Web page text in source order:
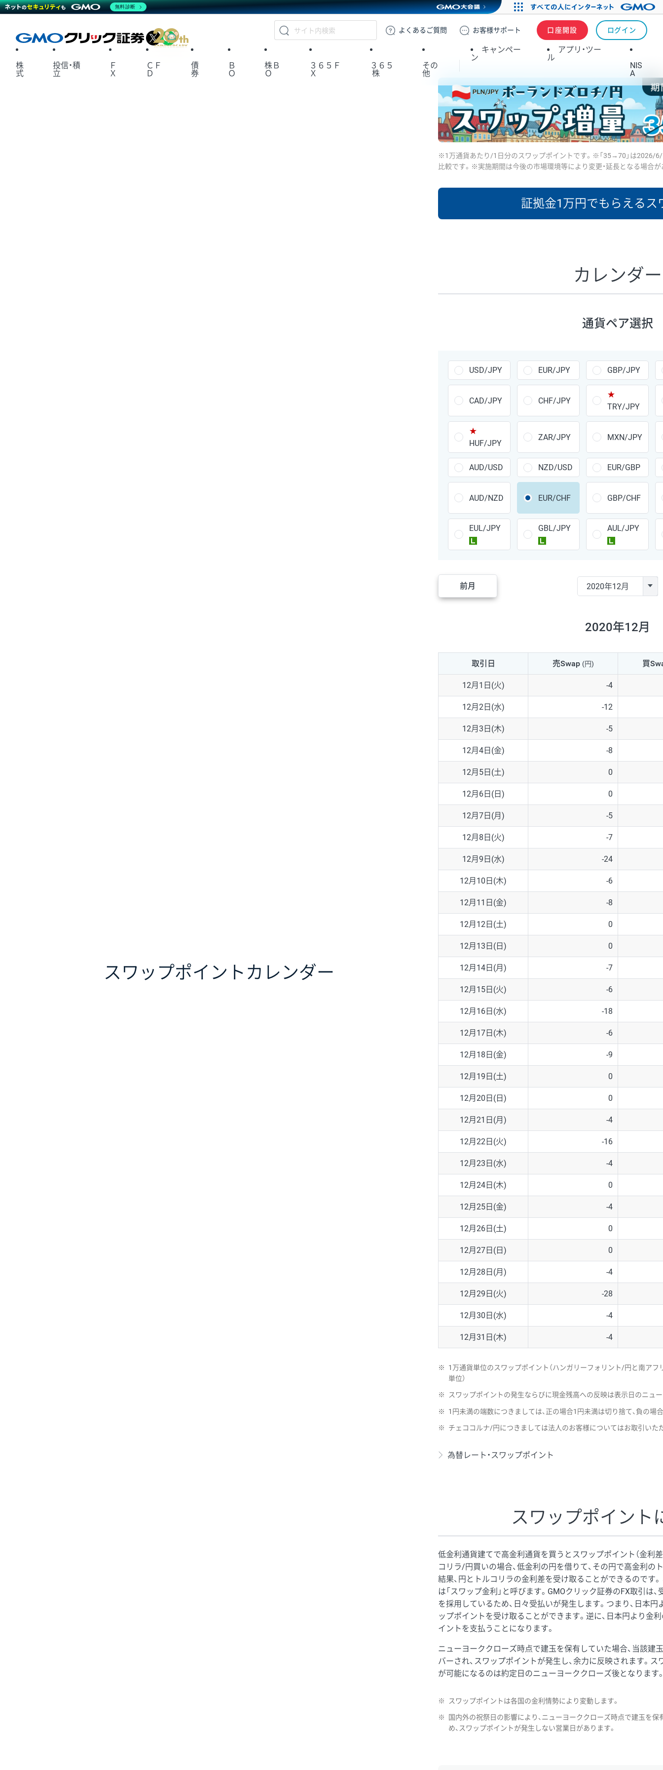
GMOクリック証券
よくある ご質問 お客様サポート 口座開設 ログイン
X
株
式
投信・積
立
Ｆ
Ｘ
ＣＦ
Ｄ
債
券
Ｂ
Ｏ
株Ｂ
Ｏ
３６５Ｆ
Ｘ
３６５
株
その
他
キャンペー
ン
アプリ・ツー
ル
NIS
A
スワップポイント カレンダー
※1万通貨あたり/1日分のスワップポイントです。※「35→70」は2026/6/
比較です。※実施期間は今後の市場環境等により変更・延長となる場合が
証拠金1万円でもらえるス
あたりの
ポイント
GBP/JPY 170円
AUD/JPY 106円
NZD/JPY 28円
CAD/JPY 38円
CHF/JPY 34円
PLN/JPY 35円
HUF/JPY 16円
ZAR/JPY 130円
MXN/JPY 140円
AUD/USD
NZD/USD 41円
EUR/GBP 71円
EUR/AUD 103円
GBP/AUD 43円
AUD/NZD 66円
EUR/CHF 111円
GBP/CHF 220円
USD/CHF 160円
※2026/6/30の当社のスワップポイントおよび、同日の為替レートに
※取引証拠金は同日の当社為替レート（ニューヨーククローズ・MIDレ
※ハンガリーフォリント/円と南アフリカランド/円とメキシコペソ/
カレンダー
通貨ペア選択
USD/JPY EUR/JPY GBP/JPY
CAD/JPY CHF/JPY
★
TRY/JPY
★
HUF/JPY
ZAR/JPY MXN/JPY
AUD/USD NZD/USD EUR/GBP
AUD/NZD EUR/CHF GBP/CHF
EUL/JPY
GBL/JPY
AUL/JPY
前月
2020年12月
取引日 売Swap (円) 買
12月1日(火) -4
12月2日(水) -12
12月3日(木) -5
12月4日(金) -8
12月5日(土) 0
12月6日(日) 0
12月7日(月) -5
12月8日(火) -7
12月9日(水) -24
12月10日(木) -6
12月11日(金) -8
12月12日(土) 0
12月13日(日) 0
12月14日(月) -7
12月15日(火) -6
12月16日(水) -18
12月17日(木) -6
12月18日(金) -9
12月19日(土) 0
12月20日(日) 0
12月21日(月) -4
12月22日(火) -16
12月23日(水) -4
12月24日(木) 0
12月25日(金) -4
12月26日(土) 0
12月27日(日) 0
12月28日(月) -4
12月29日(火) -28
12月30日(水) -4
12月31日(木) -4
※
1万通貨単位のスワップポイント（ハンガリーフォリント/円と南ア
単位）
※ スワップポイントの発生ならびに現金残高への反映は表示日のニュ
※ 1円未満の端数につきましては、正の場合1円未満は切り捨て、負の場
※ チェココルナ/円につきましては法人のお客様についてはお取引いた
為替レート・スワップポイント
スワップポイント
低金利通貨建てで高金利通貨を買うとスワップポイント（金利
コリラ/円買いの場合、低金利の円を借りて、その円で高金利の
結果、円とトルコリラの金利差を受け取ることができるのです
は「スワップ金利」と呼びます。GMOクリック証券のFX取引は
を採用しているため、日々受払いが発生します。つまり、日本
ップポイントを受け取ることができます。逆に、日本円より金
イントを支払うことになります。
ニューヨーククローズ時点で建玉を保有していた場合、当該建
バーされ、スワップポイントが発生し、余力に反映されます。
が可能になるのは約定日のニューヨーククローズ後となります
※ スワップポイントは各国の金利情勢により変動します。
※
国内外の祝祭日の影響により、ニューヨーククローズ時点で建玉を
め、スワップポイントが発生しない営業日があります。
無料診断